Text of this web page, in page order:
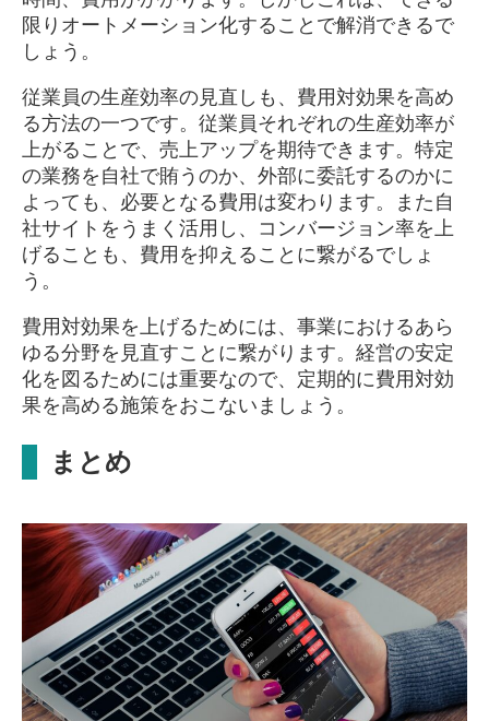
限りオートメーション化することで解消できるで
しょう。
従業員の生産効率の見直しも、費用対効果を高め
る方法の一つです。従業員それぞれの生産効率が
上がることで、売上アップを期待できます。特定
の業務を自社で賄うのか、外部に委託するのかに
よっても、必要となる費用は変わります。また自
社サイトをうまく活用し、コンバージョン率を上
げることも、費用を抑えることに繋がるでしょ
う。
費用対効果を上げるためには、事業におけるあら
ゆる分野を見直すことに繋がります。経営の安定
化を図るためには重要なので、定期的に費用対効
果を高める施策をおこないましょう。
まとめ